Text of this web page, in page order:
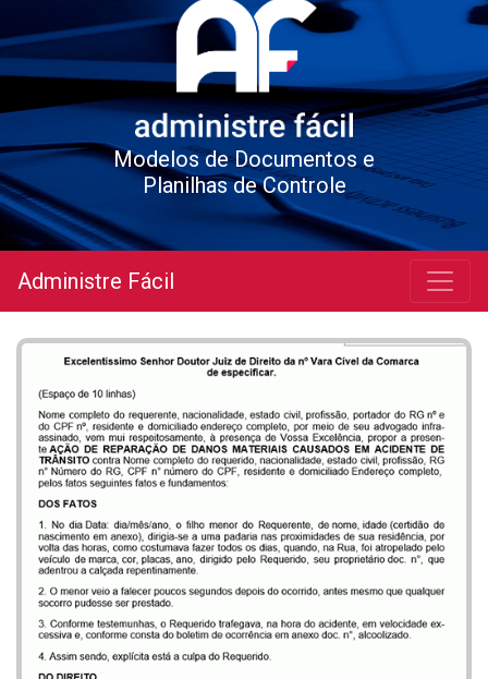
Modelos de Documentos e
Planilhas de Controle
Administre Fácil